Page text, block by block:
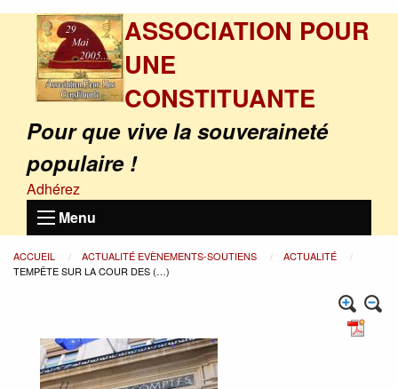
ASSOCIATION POUR
UNE
CONSTITUANTE
Pour que vive la souveraineté
populaire !
Adhérez
Menu
ACCUEIL ACTUALITÉ EVÈNEMENTS-SOUTIENS
ACTUALITÉ
TEMPÊTE SUR LA COUR DES (…)